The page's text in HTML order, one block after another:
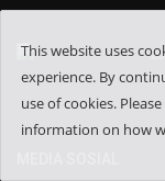
This website uses
experience. By
use of cookies.
information on how